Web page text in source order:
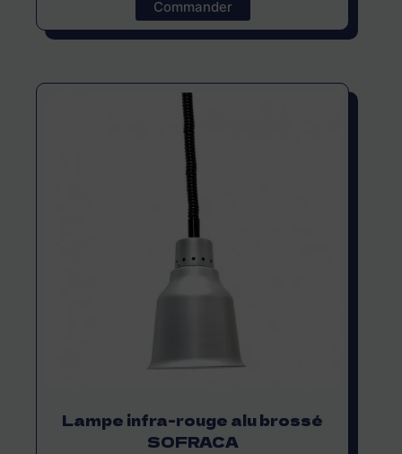
Commander
Lampe infra-rouge alu brossé
SOFRACA